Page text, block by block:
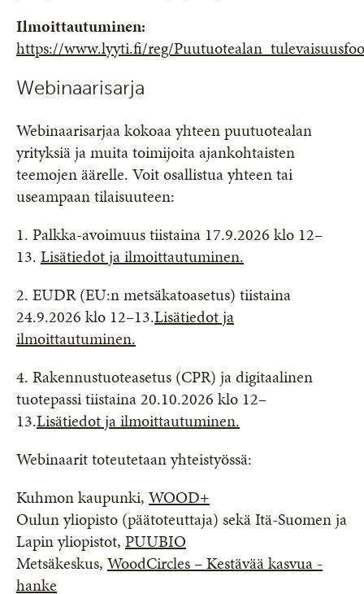
Ilmoittautuminen:
https://www.lyyti.fi/reg/
Webinaarisarja
Webinaarisarjaa kokoaa yhteen puutuotealan
yrityksiä ja muita toimijoita ajankohtaisten
teemojen äärelle. Voit osallistua yhteen tai
useampaan tilaisuuteen:
1. Palkka-avoimuus tiistaina 17.9.2026 klo 12–
13. Lisätiedot ja ilmoittautuminen.
2. EUDR (EU:n metsäkatoasetus) tiistaina
24.9.2026 klo 12–13.Lisätiedot ja
ilmoittautuminen.
4. Rakennustuoteasetus (CPR) ja digitaalinen
tuotepassi tiistaina 20.10.2026 klo 12–
13.Lisätiedot ja ilmoittautuminen.
Webinaarit toteutetaan yhteistyössä:
Kuhmon kaupunki, WOOD+
Oulun yliopisto (päätoteuttaja) sekä Itä-Suomen ja
Lapin yliopistot, PUUBIO
Metsäkeskus, WoodCircles – Kestävää kasvua -
hanke